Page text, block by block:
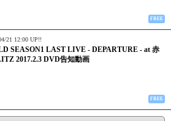
FREE
21 12:00 UP!!
SEASON1 LAST LIVE - DEPARTURE - at 赤
2017.2.3 DVD告知動画
FREE